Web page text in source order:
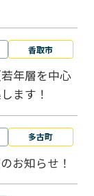
香取市
年層を中心
ます！
多古町
お知らせ！